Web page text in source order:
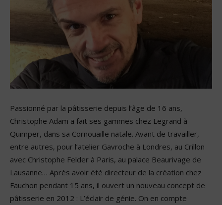
Passionné par la pâtisserie depuis l’âge de 16 ans,
Christophe Adam a fait ses gammes chez Legrand à
Quimper, dans sa Cornouaille natale. Avant de travailler,
entre autres, pour l’atelier Gavroche à Londres, au Crillon
avec Christophe Felder à Paris, au palace Beaurivage de
Lausanne… Après avoir été directeur de la création chez
Fauchon pendant 15 ans, il ouvert un nouveau concept de
pâtisserie en 2012 : L’éclair de génie. On en compte